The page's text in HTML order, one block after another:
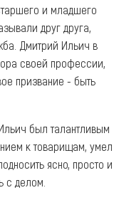
и младшего
друг друга,
Дмитрий Ильич в
своей профессии,
призвание - быть
был талантливым
к товарищам, умел
ясно, просто и
с делом.